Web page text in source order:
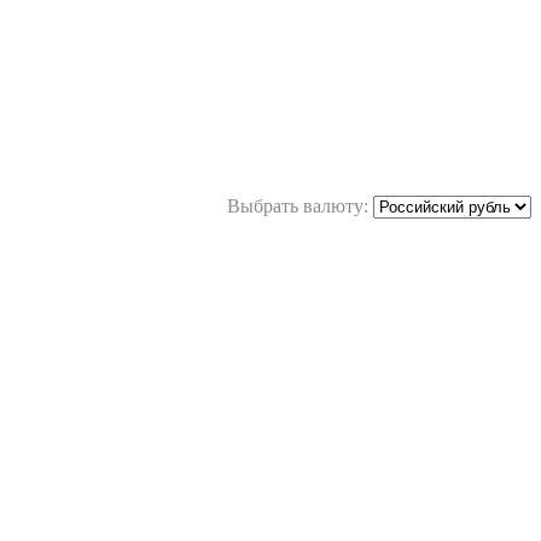
Выбрать валюту: